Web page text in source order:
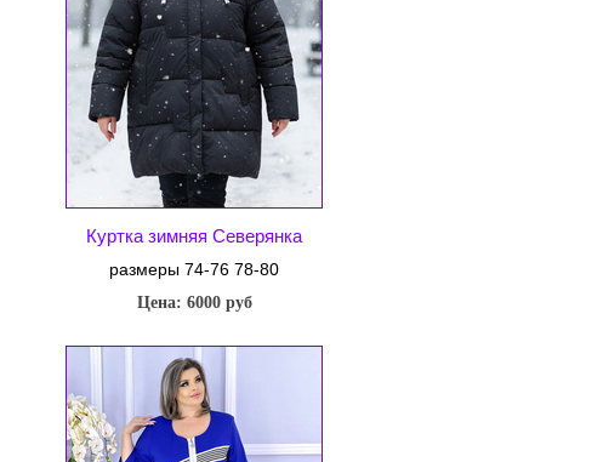
Куртка зимняя Северянка
размеры 74-76 78-80
Цена: 6000 руб